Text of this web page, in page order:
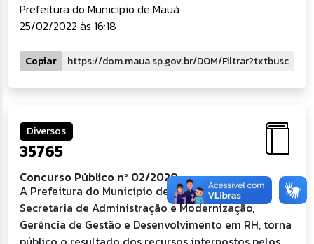
Prefeitura do Município de Mauá
25/02/2022 às 16:18
Copiar
Diversos
35765
Concurso Público nº 02/2020
A Prefeitura do Município de Mauá, por meio da
Secretaria de Administração e Modernização,
Gerência de Gestão e Desenvolvimento em RH, torna